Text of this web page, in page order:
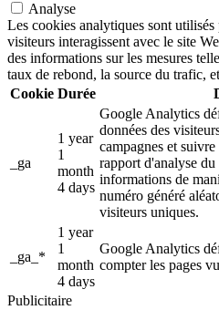
Analyse
Les cookies analytiques sont
visiteurs interagissent avec le site
des informations sur les mesures
taux de rebond, la source du trafic,
Cookie Durée
_ga
1 year
1
month
4 days
Google Analytics
données des
campagnes et
rapport d'analyse
informations de
numéro généré
visiteurs uniques.
_ga_*
1 year
1
month
4 days
Google Analytics
compter les pages
Publicitaire